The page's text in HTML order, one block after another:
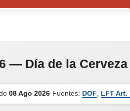
— Día de la Cerveza
08 Ago 2026·Fuentes: DOF, LFT Art.